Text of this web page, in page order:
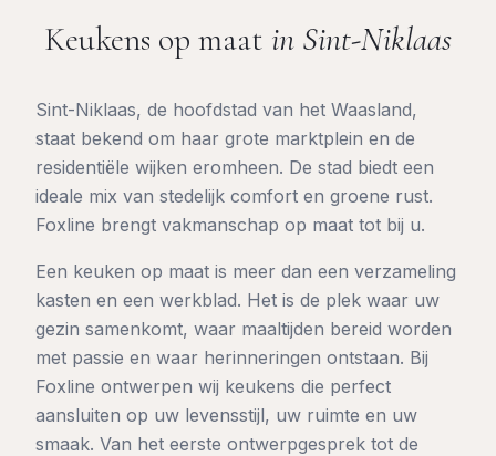
Keukens op maat in Sint-Niklaas
Sint-Niklaas, de hoofdstad van het Waasland,
staat bekend om haar grote marktplein en de
residentiële wijken eromheen. De stad biedt een
ideale mix van stedelijk comfort en groene rust.
Foxline brengt vakmanschap op maat tot bij u.
Een keuken op maat is meer dan een verzameling
kasten en een werkblad. Het is de plek waar uw
gezin samenkomt, waar maaltijden bereid worden
met passie en waar herinneringen ontstaan. Bij
Foxline ontwerpen wij keukens die perfect
aansluiten op uw levensstijl, uw ruimte en uw
smaak. Van het eerste ontwerpgesprek tot de